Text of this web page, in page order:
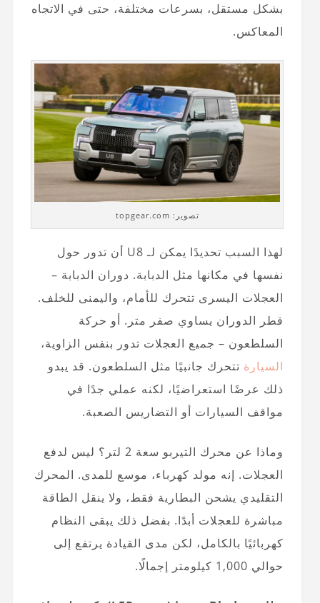
بشكل مستقل، بسرعات مختلفة، حتى في الاتجاه
المعاكس.
تصوير: topgear.com
لهذا السبب تحديدًا يمكن لـ U8 أن تدور حول
نفسها في مكانها مثل الدبابة. دوران الدبابة –
العجلات اليسرى تتحرك للأمام، واليمنى للخلف.
قطر الدوران يساوي صفر متر. أو حركة
السلطعون – جميع العجلات تدور بنفس الزاوية،
السيارة تتحرك جانبيًا مثل السلطعون. قد يبدو
ذلك عرضًا استعراضيًا، لكنه عملي جدًا في
مواقف السيارات أو التضاريس الصعبة.
وماذا عن محرك التيربو سعة 2 لتر؟ ليس لدفع
العجلات. إنه مولد كهرباء، موسع للمدى. المحرك
التقليدي يشحن البطارية فقط، ولا ينقل الطاقة
مباشرة للعجلات أبدًا. بفضل ذلك يبقى النظام
كهربائيًا بالكامل، لكن مدى القيادة يرتفع إلى
حوالي 1,000 كيلومتر إجمالًا.